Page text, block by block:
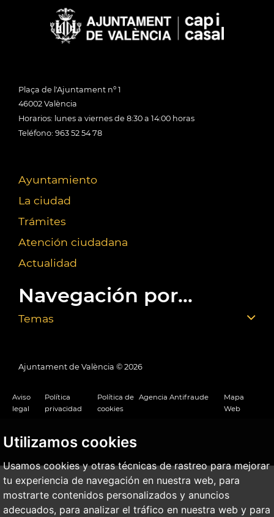
Utilizamos cookies
Usamos cookies y otras técnicas de rastreo para mejorar
tu experiencia de navegación en nuestra web, para
mostrarte contenidos personalizados y anuncios
adecuados, para analizar el tráfico en nuestra web y para
Plaça de l'Ajuntament nº 1
46002 València
Horarios: lunes a viernes de 8:30 a 14:00 horas
Teléfono: 963 52 54 78
Ayuntamiento
La ciudad
Trámites
Atención ciudadana
Actualidad
Navegación por...
Temas
Ajuntament de València © 2026
Aviso
legal
Política
privacidad
Política de
cookies
Agencia Antifraude
Mapa
Web